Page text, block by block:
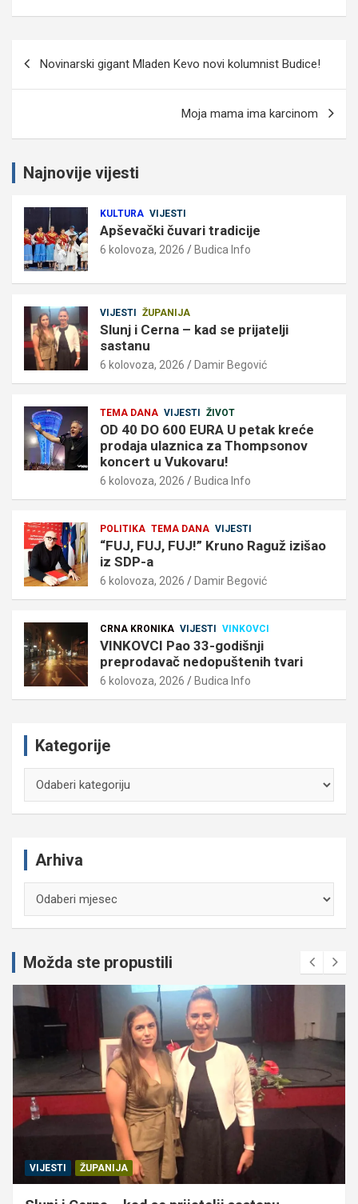
Novinarski gigant Mladen Kevo novi kolumnist Budice!
Moja mama ima karcinom
Najnovije vijesti
KULTURA VIJESTI
Apševački čuvari tradicije
6 kolovoza, 2026 Budica Info
VIJESTI ŽUPANIJA
Slunj i Cerna – kad se prijatelji
sastanu
6 kolovoza, 2026 Damir Begović
TEMA DANA VIJESTI ŽIVOT
OD 40 DO 600 EURA U petak kreće
prodaja ulaznica za Thompsonov
koncert u Vukovaru!
6 kolovoza, 2026 Budica Info
POLITIKA TEMA DANA VIJESTI
“FUJ, FUJ, FUJ!” Kruno Raguž izišao
iz SDP-a
6 kolovoza, 2026 Damir Begović
CRNA KRONIKA VIJESTI VINKOVCI
VINKOVCI Pao 33-godišnji
preprodavač nedopuštenih tvari
6 kolovoza, 2026 Budica Info
Kategorije
Arhiva
Možda ste propustili
VIJESTI ŽUPANIJA